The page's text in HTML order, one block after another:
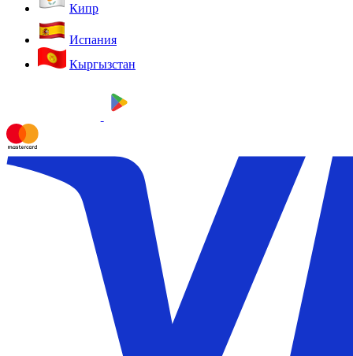
Кипр
Испания
Кыргызстан